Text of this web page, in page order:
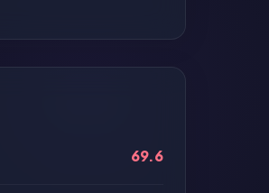
69.6